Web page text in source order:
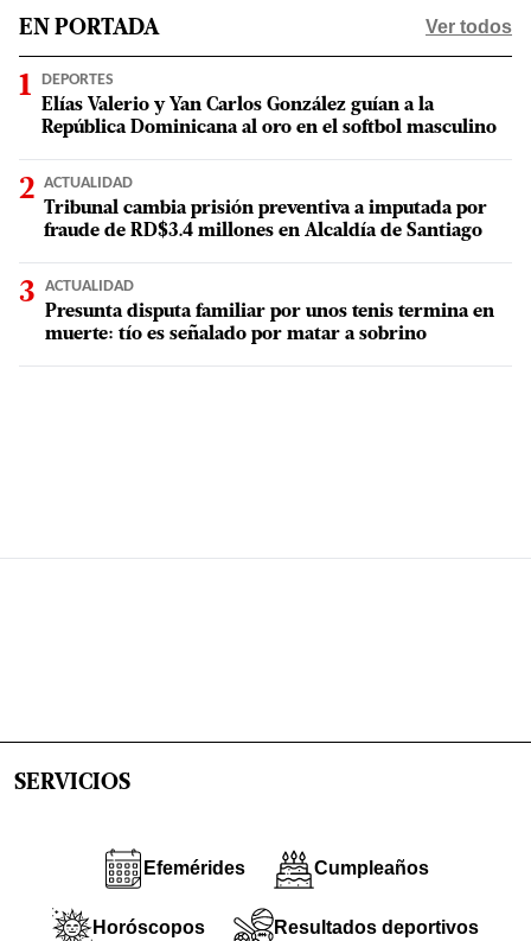
EN PORTADA Ver todos
DEPORTES
Elías Valerio y Yan Carlos González guían a la
República Dominicana al oro en el softbol masculino
ACTUALIDAD
Tribunal cambia prisión preventiva a imputada por
fraude de RD$3.4 millones en Alcaldía de Santiago
ACTUALIDAD
Presunta disputa familiar por unos tenis termina en
muerte: tío es señalado por matar a sobrino
SERVICIOS
Efemérides Cumpleaños
Horóscopos Resultados deportivos